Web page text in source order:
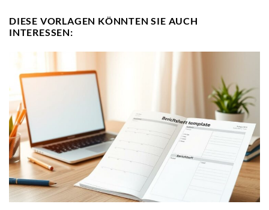
DIESE VORLAGEN KÖNNTEN SIE AUCH
INTERESSEN: